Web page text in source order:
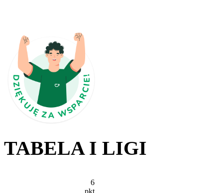
TABELA I LIGI
6